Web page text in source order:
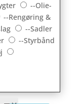
--Olie-
--Rengøring &
--Sadler
--Styrbånd